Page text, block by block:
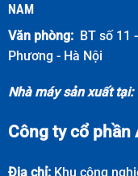
NAM
Văn phòng:BT số 11 -
Phương - Hà Nội
Nhà máy sản xuất tại:
Công ty cổ phần
Địa chỉ: Khu công